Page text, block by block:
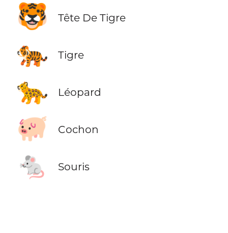
🐯 Tête De Tigre
🐅 Tigre
🐆 Léopard
🐖 Cochon
🐁 Souris